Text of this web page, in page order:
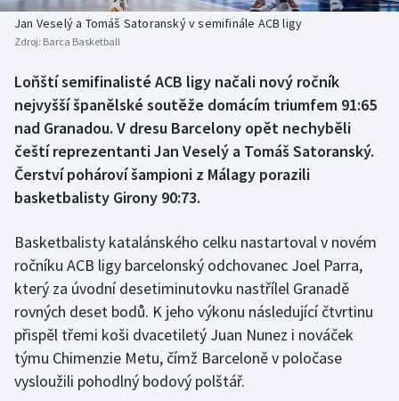
Basketbal
Biatlon
Boby a skeleton
Box
Curling
Florbal
Futsal
Golf
Gymnastika
Historické návraty
Aplikace ČT sport
AZ kvíz
Jan Veselý a Tomáš Satoranský v semifinále ACB ligy
Zdroj: Barca Basketball
Loňští semifinalisté ACB ligy načali nový ročník
nejvyšší španělské soutěže domácím triumfem 91:65
nad Granadou. V dresu Barcelony opět nechyběli
čeští reprezentanti Jan Veselý a Tomáš Satoranský.
Čerství pohároví šampioni z Málagy porazili
basketbalisty Girony 90:73.
Basketbalisty katalánského celku nastartoval v novém
ročníku ACB ligy barcelonský odchovanec Joel Parra,
který za úvodní desetiminutovku nastřílel Granadě
rovných deset bodů. K jeho výkonu následující čtvrtinu
přispěl třemi koši dvacetiletý Juan Nunez i nováček
týmu Chimenzie Metu, čímž Barceloně v poločase
vysloužili pohodlný bodový polštář.